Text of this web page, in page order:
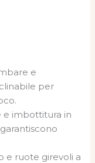
e
per
e imbottitura in
e ruote girevoli a